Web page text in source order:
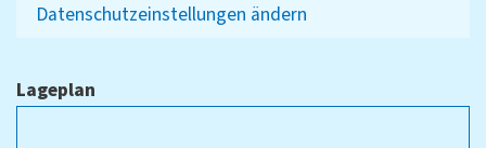
Datenschutzeinstellungen ändern
Lageplan